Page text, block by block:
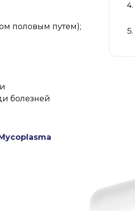
половым путем);
болезней